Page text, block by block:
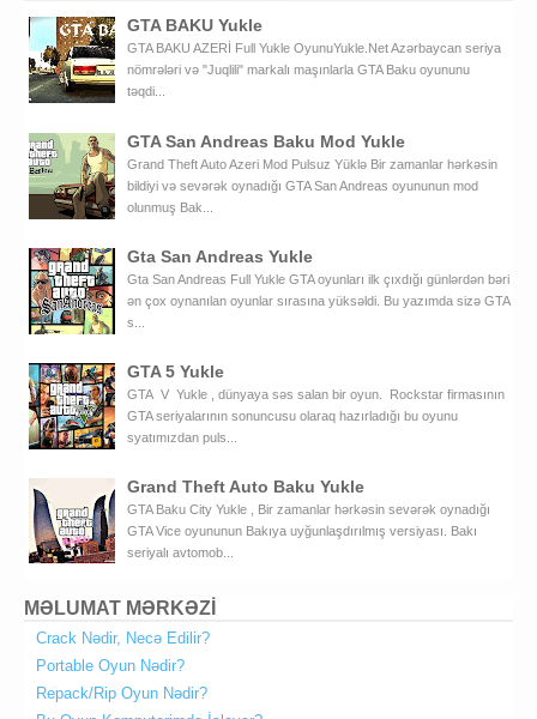
GTA BAKU Yukle
GTA BAKU AZERİ Full Yukle OyunuYukle.Net Azərbaycan seriya
nömrələri və "Juqlili" markalı maşınlarla GTA Baku oyununu
təqdi...
GTA San Andreas Baku Mod Yukle
Grand Theft Auto Azeri Mod Pulsuz Yüklə Bir zamanlar hərkəsin
bildiyi və sevərək oynadığı GTA San Andreas oyununun mod
olunmuş Bak...
Gta San Andreas Yukle
Gta San Andreas Full Yukle GTA oyunları ilk çıxdığı günlərdən bəri
ən çox oynanılan oyunlar sırasına yüksəldi. Bu yazımda sizə GTA
s...
GTA 5 Yukle
GTA V Yukle , dünyaya səs salan bir oyun. Rockstar firmasının
GTA seriyalarının sonuncusu olaraq hazırladığı bu oyunu
syatımızdan puls...
Grand Theft Auto Baku Yukle
GTA Baku City Yukle , Bir zamanlar hərkəsin sevərək oynadığı
GTA Vice oyununun Bakıya uyğunlaşdırılmış versiyası. Bakı
seriyalı avtomob...
MƏLUMAT MƏRKƏZİ
Crack Nədir, Necə Edilir?
Portable Oyun Nədir?
Repack/Rip Oyun Nədir?